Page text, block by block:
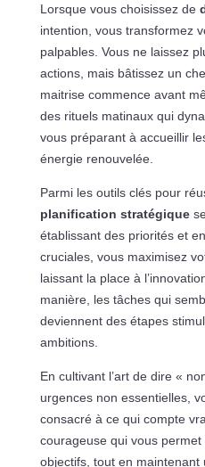
Lorsque vous choisissez de
intention, vous transformez
palpables. Vous ne laissez
actions, mais bâtissez un
maitrise commence avant
des rituels matinaux qui
vous préparant à accueillir
énergie renouvelée.
Parmi les outils clés pour
planification stratégique
établissant des priorités et
cruciales, vous maximisez
laissant la place à
manière, les tâches qui
deviennent des étapes
ambitions.
En cultivant l’art de dire «
urgences non essentielles,
consacré à ce qui compte
courageuse qui vous
objectifs, tout en maintenant